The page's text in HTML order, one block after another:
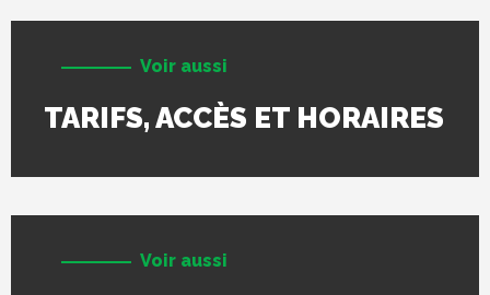
Voir aussi
TARIFS, ACCÈS ET HORAIRES
Voir aussi